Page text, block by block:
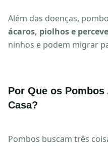
Além das doenças,
ácaros, piolhos e
ninhos e podem migrar
Por Que os Pombos
Casa?
Pombos buscam três